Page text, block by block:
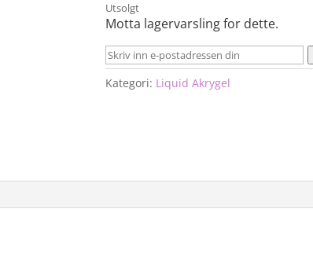
Utsolgt
Motta lagervarsling for dette.
Kategori: Liquid Akrygel